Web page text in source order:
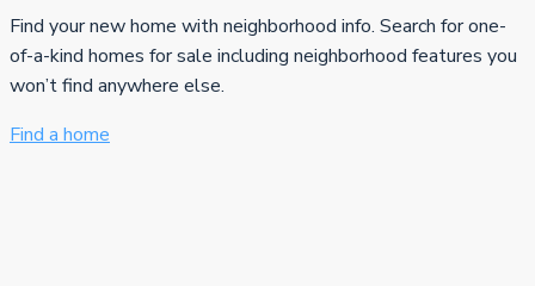
Find your new home with neighborhood info. Search for one-
of-a-kind homes for sale including neighborhood features you
won’t find anywhere else.
Find a home